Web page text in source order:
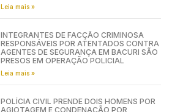
Leia mais »
INTEGRANTES DE FACÇÃO CRIMINOSA
RESPONSÁVEIS POR ATENTADOS CONTRA
AGENTES DE SEGURANÇA EM BACURI SÃO
PRESOS EM OPERAÇÃO POLICIAL
Leia mais »
POLÍCIA CIVIL PRENDE DOIS HOMENS POR
AGIOTAGEM E CONDENAÇÃO POR